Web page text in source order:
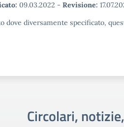
09.03.2022 - Revisione:
dove diversamente specificato,
Circolari,